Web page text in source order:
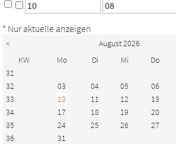
* Nur aktuelle anzeigen
< August 2026
KW
Mo Di Mi Do
31
32
03 04 05 06
33
10 11 12 13
34
17 18 19 20
35
24 25 26 27
36
31